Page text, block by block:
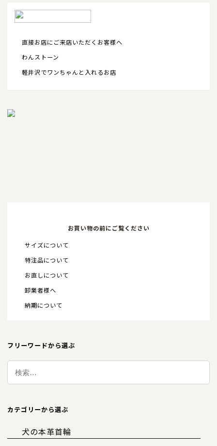
直接お店にご来店いただくお客様へ
わんストーン
軽井沢でワンちゃんと入れるお店
お買い物の前にご覧ください
サイズについて
特注品について
お直しについて
卸業者様へ
納期について
フリーワードから選ぶ
カテゴリーから選ぶ
犬の本革首輪